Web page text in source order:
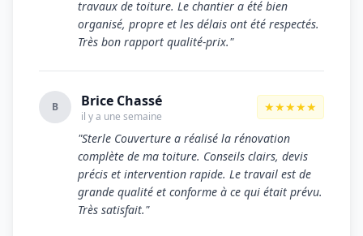
travaux de toiture. Le chantier a été bien
organisé, propre et les délais ont été respectés.
Très bon rapport qualité-prix."
B Brice Chassé
il y a une semaine
★★★★★
"Sterle Couverture a réalisé la rénovation
complète de ma toiture. Conseils clairs, devis
précis et intervention rapide. Le travail est de
grande qualité et conforme à ce qui était prévu.
Très satisfait."